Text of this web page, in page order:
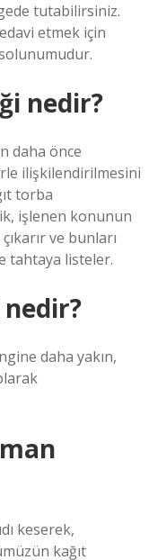
tutabilirsiniz.
etmek için
nedir?
daha önce
ilişkilendirilmesini
torba
işlenen konunun
ve bunları
tahtaya listeler.
nedir?
daha yakın,
keserek,
kağıt